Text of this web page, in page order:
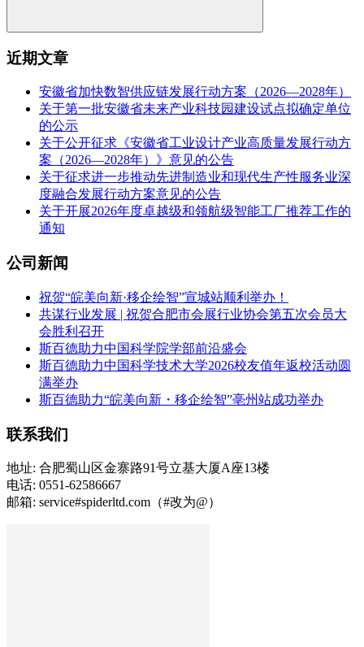
近期文章
安徽省加快数智供应链发展行动方案（2026—2028年）
关于第一批安徽省未来产业科技园建设试点拟确定单位
的公示
关于公开征求《安徽省工业设计产业高质量发展行动方
案（2026—2028年）》意见的公告
关于征求进一步推动先进制造业和现代生产性服务业深
度融合发展行动方案意见的公告
关于开展2026年度卓越级和领航级智能工厂推荐工作的
通知
公司新闻
祝贺“皖美向新·移企绘智”宣城站顺利举办！
共谋行业发展 | 祝贺合肥市会展行业协会第五次会员大
会胜利召开
斯百德助力中国科学院学部前沿盛会
斯百德助力中国科学技术大学2026校友值年返校活动圆
满举办
斯百德助力“皖美向新・移企绘智”亳州站成功举办
联系我们
地址: 合肥蜀山区金寨路91号立基大厦A座13楼
电话: 0551-62586667
邮箱: service#spiderltd.com（#改为@）